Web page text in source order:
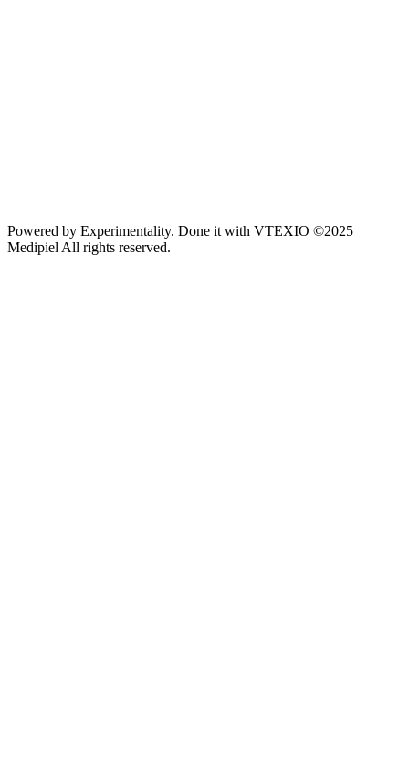
Powered by Experimentality. Done it with VTEXIO ©2025
Medipiel All rights reserved.